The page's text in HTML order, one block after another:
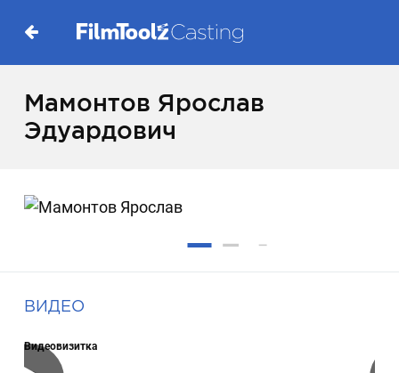
Мамонтов Ярослав
Эдуардович
ВИДЕО
Видеовизитка